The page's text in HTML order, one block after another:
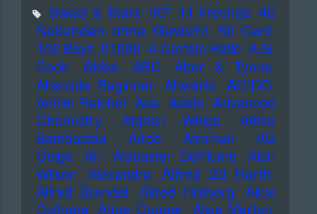
Sweat & Tears !K7 11 Freunde 40
Sekunden ohne Gewicht 50 Cent
102 Boyz 01099 A Certain Ratio A.G.
Cook
Abba ABC
Abor & Tynna
Absolute Beginner Abwärts AC/DC
Achim Reichel Ada Adele Advanced
Chemistry
Afghan Whigs
Afrika
Bambaataa
Afrob Afroman
AG
Geige
Air Alabaster DePlume
Alan
Wilson Alexandra Alfred 23 Harth
Alfred Brendel Alfred Hilsberg
Alice
Coltrane Alice Cooper Alice Merton